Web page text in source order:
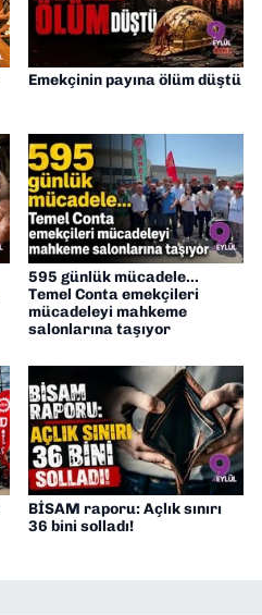
Emekçinin payına ölüm düştü
595 günlük mücadele...
Temel Conta emekçileri
mücadeleyi mahkeme
salonlarına taşıyor
BİSAM raporu: Açlık sınırı
36 bini solladı!